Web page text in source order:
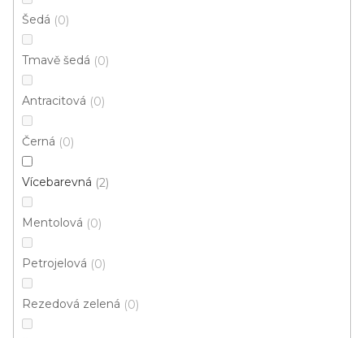
Šedá 0
Tmavě šedá 0
Antracitová 0
Černá 0
Vícebarevná 2
Mentolová 0
Petrojelová 0
Rezedová zelená 0